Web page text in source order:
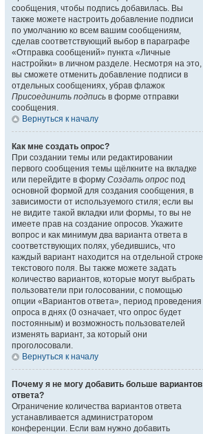
сообщения, чтобы подпись добавилась. Вы
также можете настроить добавление подписи
по умолчанию ко всем вашим сообщениям,
сделав соответствующий выбор в параграфе
«Отправка сообщений» пункта «Личные
настройки» в личном разделе. Несмотря на это,
вы сможете отменить добавление подписи в
отдельных сообщениях, убрав флажок
Присоединить подпись в форме отправки
сообщения.
Вернуться к началу
Как мне создать опрос?
При создании темы или редактировании
первого сообщения темы щёлкните на вкладке
или перейдите в форму Создать опрос под
основной формой для создания сообщения, в
зависимости от используемого стиля; если вы
не видите такой вкладки или формы, то вы не
имеете прав на создание опросов. Укажите
вопрос и как минимум два варианта ответа в
соответствующих полях, убедившись, что
каждый вариант находится на отдельной строке
текстового поля. Вы также можете задать
количество вариантов, которые могут выбрать
пользователи при голосовании, с помощью
опции «Вариантов ответа», период проведения
опроса в днях (0 означает, что опрос будет
постоянным) и возможность пользователей
изменять вариант, за который они
проголосовали.
Вернуться к началу
Почему я не могу добавить больше вариантов
ответа?
Ограничение количества вариантов ответа
устанавливается администратором
конференции. Если вам нужно добавить